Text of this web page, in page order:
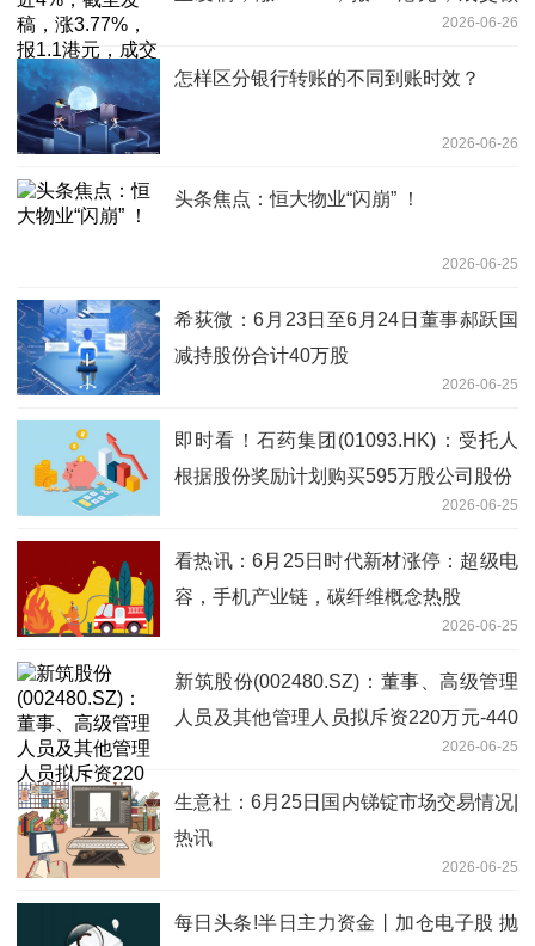
2026-06-26
怎样区分银行转账的不同到账时效？
2026-06-26
头条焦点：恒大物业“闪崩” ！
2026-06-25
希荻微：6月23日至6月24日董事郝跃国
减持股份合计40万股
2026-06-25
即时看！石药集团(01093.HK)：受托人
根据股份奖励计划购买595万股公司股份
2026-06-25
看热讯：6月25日时代新材涨停：超级电
容，手机产业链，碳纤维概念热股
2026-06-25
新筑股份(002480.SZ)：董事、高级管理
人员及其他管理人员拟斥资220万元-440
2026-06-25
生意社：6月25日国内锑锭市场交易情况|
热讯
2026-06-25
每日头条!半日主力资金丨加仓电子股 抛